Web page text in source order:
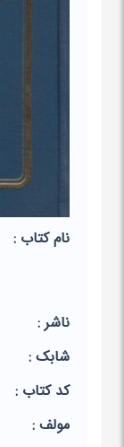
نام کتاب :
ناشر :
شابک :
کد کتاب :
مولف :